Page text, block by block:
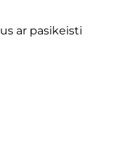
ar pasikeisti